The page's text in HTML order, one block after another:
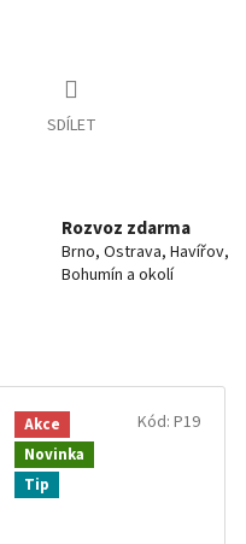
SDÍLET
Rozvoz zdarma
Brno, Ostrava, Havířov,
Bohumín a okolí
Akce
Novinka
Tip
Kód: P19